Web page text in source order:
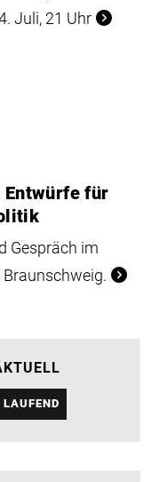
Juli, 21 Uhr
Entwürfe für
Gespräch im
LAUFEND